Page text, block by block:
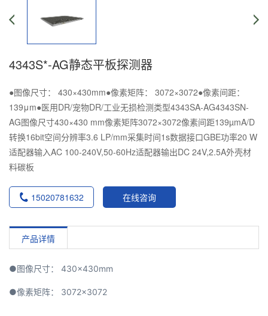
4343S*-AG静态平板探测器
●图像尺寸： 430×430mm●像素矩阵： 3072×3072●像素间距：
139μm●医用DR/宠物DR/工业无损检测类型4343SA-AG4343SN-
AG图像尺寸430×430 mm像素矩阵3072×3072像素间距139µmA/D
转换16bit空间分辨率3.6 LP/mm采集时间1s数据接口GBE功率20 W
适配器输入AC 100-240V,50-60Hz适配器输出DC 24V,2.5A外壳材
料碳板
15020781632 在线咨询
产品详情
●图像尺寸： 430×430mm
●像素矩阵： 3072×3072